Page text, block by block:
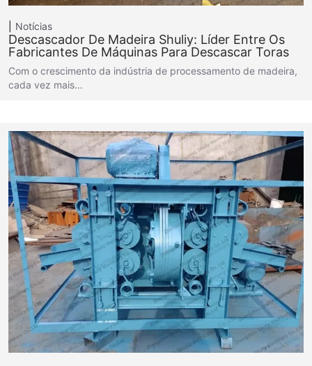
Notícias
Descascador De Madeira Shuliy: Líder Entre Os
Fabricantes De Máquinas Para Descascar Toras
Com o crescimento da indústria de processamento de madeira,
cada vez mais…